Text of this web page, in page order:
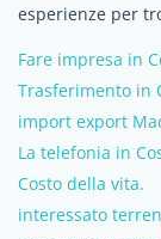
esperienze per
Fare impresa in
Trasferimento in
import export
La telefonia in
Costo della vita.
interessato